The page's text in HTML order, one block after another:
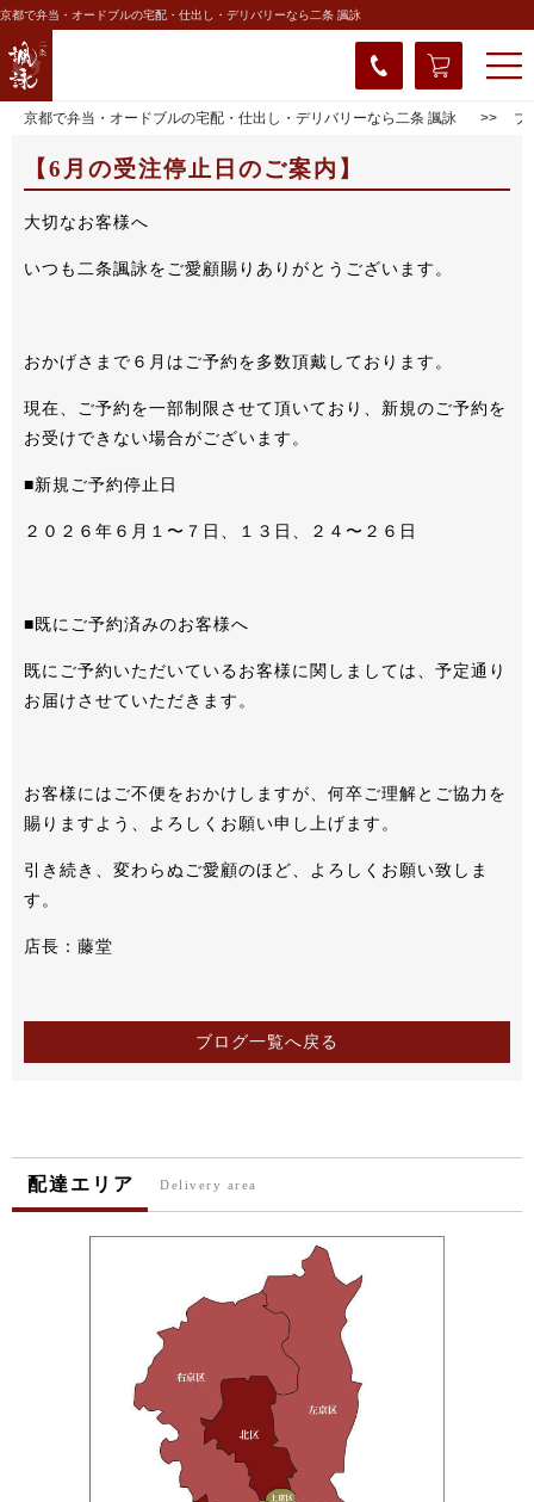
京都で弁当・オードブルの宅配・仕出し・デリバリーなら二条 諷詠
京都で弁当・オードブルの宅配・仕出し・デリバリーなら二条 諷詠 ブ
【6月の受注停止日のご案内】
大切なお客様へ
いつも二条諷詠をご愛顧賜りありがとうございます。
おかげさまで６月はご予約を多数頂戴しております。
現在、ご予約を一部制限させて頂いており、新規のご予約を
お受けできない場合がございます。
■新規ご予約停止日
２０２６年６月１〜７日、１３日、２４〜２６日
■既にご予約済みのお客様へ
既にご予約いただいているお客様に関しましては、予定通り
お届けさせていただきます。
お客様にはご不便をおかけしますが、何卒ご理解とご協力を
賜りますよう、よろしくお願い申し上げます。
引き続き、変わらぬご愛顧のほど、よろしくお願い致しま
す。
店長：藤堂
ブログ一覧へ戻る
配達エリア Delivery area